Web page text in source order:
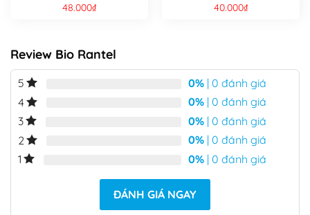
48.000₫
40.000₫
Review Bio Rantel
5 0% | 0 đánh giá
4
0% | 0 đánh giá
3
0% | 0 đánh giá
2
0% | 0 đánh giá
1
0% | 0 đánh giá
ĐÁNH GIÁ NGAY